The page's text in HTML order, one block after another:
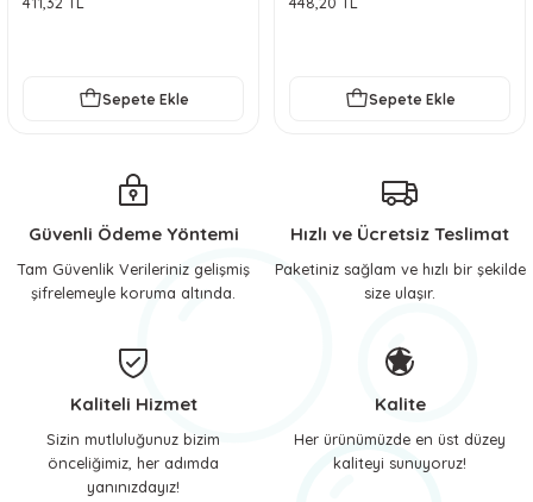
Sepete Ekle Sepete Ekle
Güvenli Ödeme Yöntemi
Tam Güvenlik Verileriniz gelişmiş
şifrelemeyle koruma altında.
Hızlı ve Ücretsiz Teslimat
Paketiniz sağlam ve hızlı bir şekilde
size ulaşır.
Kaliteli Hizmet
Sizin mutluluğunuz bizim
önceliğimiz, her adımda
yanınızdayız!
Kalite
Her ürünümüzde en üst düzey
kaliteyi sunuyoruz!